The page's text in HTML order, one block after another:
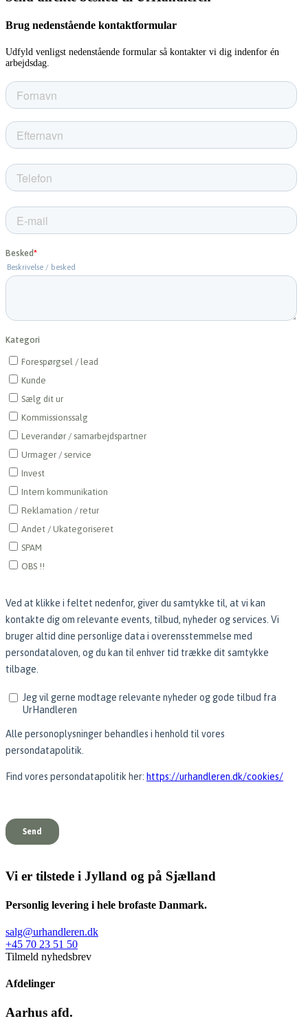
Brug nedenstående kontaktformular
Udfyld venligst nedenstående formular så kontakter vi dig indenfor én
arbejdsdag.
Vi er tilstede i Jylland og på Sjælland
Personlig levering i hele brofaste Danmark.
salg@urhandleren.dk
+45 70 23 51 50
Tilmeld nyhedsbrev
Afdelinger
Aarhus afd.